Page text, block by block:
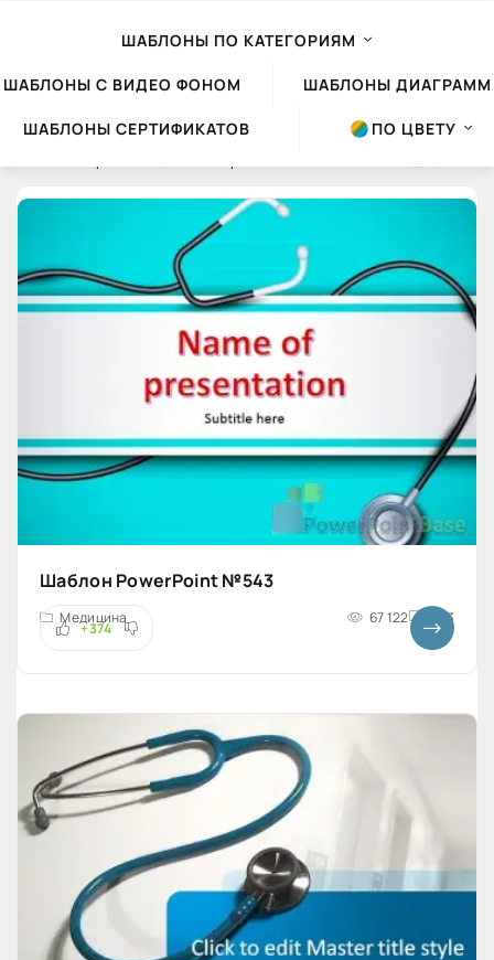
ШАБЛОНЫ ПО КАТЕГОРИЯМ
ШАБЛОНЫ С ВИДЕО ФОНОМ ШАБЛОНЫ ДИАГРАММ
ШАБЛОНЫ СЕРТИФИКАТО ПО ЦВЕТУ
Шаблон PowerPoint №543
Медицина 67 122 4x3
+374